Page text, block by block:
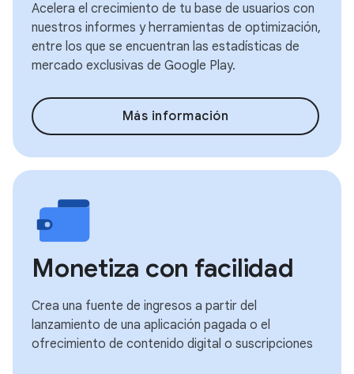
Acelera el crecimiento de tu base de usuarios con
nuestros informes y herramientas de optimización,
entre los que se encuentran las estadísticas de
mercado exclusivas de Google Play.
Más información
Monetiza con facilidad
Crea una fuente de ingresos a partir del
lanzamiento de una aplicación pagada o el
ofrecimiento de contenido digital o suscripciones